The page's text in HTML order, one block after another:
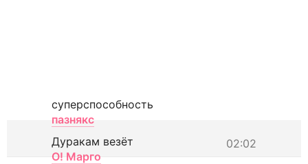
суперспособность
пазнякс
02:02
Дуракам везёт
О! Марго